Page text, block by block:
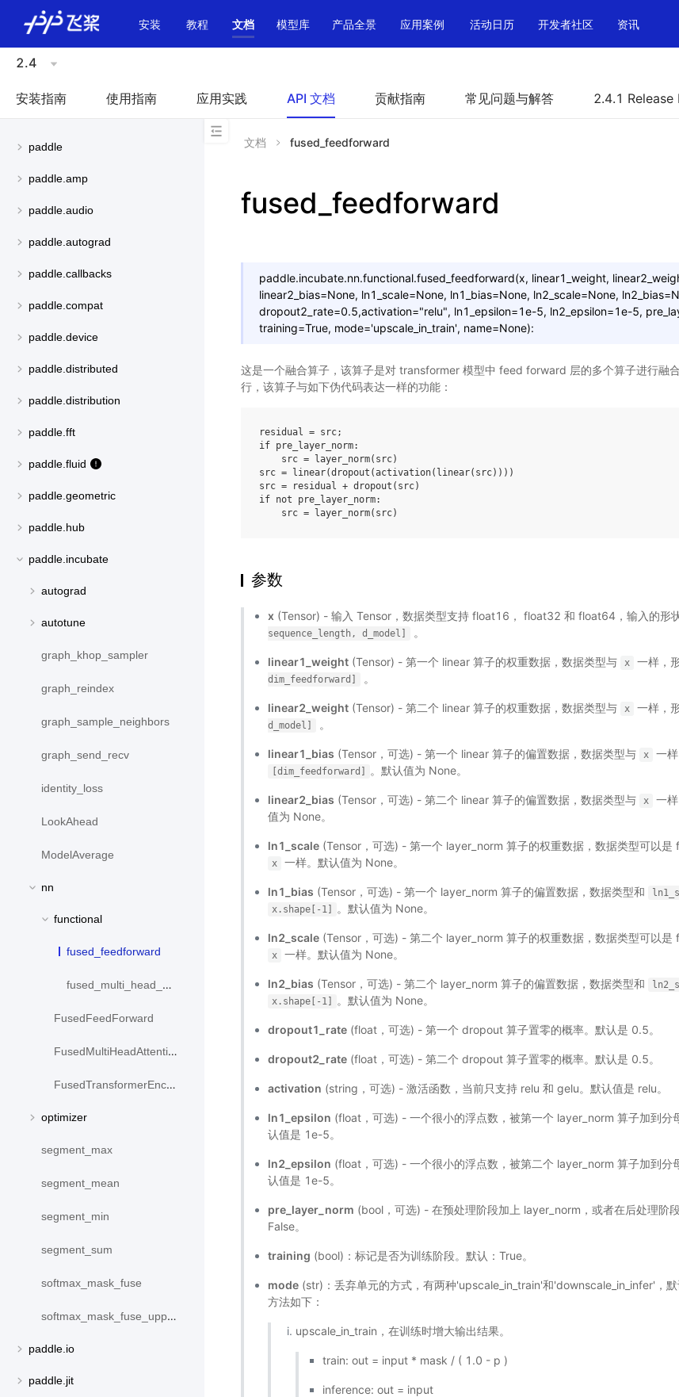
安装 教程 文档 模型库 产品全景 应用案例 活动日历 开发者社区 资讯
2.4
安装指南 使用指南 应用实践 API 文档 贡献指南 常见问题与解答 2.4.1 Release
paddle
paddle.amp
paddle.audio
paddle.autograd
paddle.callbacks
paddle.compat
paddle.device
paddle.distributed
paddle.distribution
paddle.fft
paddle.fluid
paddle.geometric
paddle.hub
paddle.incubate
autograd
autotune
graph_khop_sampler
graph_reindex
graph_sample_neighbors
graph_send_recv
identity_loss
LookAhead
ModelAverage
nn
functional
fused_feedforward
fused_multi_head_attention
FusedFeedForward
FusedMultiHeadAttention
FusedTransformerEncoderLayer
optimizer
segment_max
segment_mean
segment_min
segment_sum
softmax_mask_fuse
softmax_mask_fuse_upper_triangle
paddle.io
paddle.jit
文档 fused_feedforward
fused_feedforward
paddle.incubate.nn.functional.fused_feedforward(x, linear1_weight,
linear2_bias=None, ln1_scale=None, ln1_bias=None, ln2_scale=None,
dropout2_rate=0.5,activation="relu", ln1_epsilon=1e-5, ln2_epsilon=1e-5,
training=True, mode='upscale_in_train', name=None):
这是一个融合算子，该算子是对 transformer 模型中 feed forward 层的多个算子进行融
行，该算子与如下伪代码表达一样的功能：
residual = src;
if pre_layer_norm:
src = layer_norm( src)
src = linear(dropout (activation( linear( src))))
src = residual + dropout ( src)
if not pre_layer_norm:
src = layer_norm( src)
参数
x (Tensor) - 输入 Tensor，数据类型支持 float16， float32 和 float64，输入的形
sequence_length,
d_model] 。
linear1_weight (Tensor) - 第一个 linear 算子的权重数据，数据类型与 x 一样，
dim_feedforward]
。
linear2_weight (Tensor) - 第二个 linear 算子的权重数据，数据类型与 x 一样，
d_model]
。
linear1_bias (Tensor，可选) - 第一个 linear 算子的偏置数据，数据类型与 x 一
[dim_feedforward] 。默认值为 None。
linear2_bias (Tensor，可选) - 第二个 linear 算子的偏置数据，数据类型与 x 一
值为 None。
ln1_scale (Tensor，可选) - 第一个 layer_norm 算子的权重数据，数据类型可以
x 一样。默认值为 None。
ln1_bias (Tensor，可选) - 第一个 layer_norm 算子的偏置数据，数据类型和
x.shape[-1] 。默认值为 None。
ln2_scale (Tensor，可选) - 第二个 layer_norm 算子的权重数据，数据类型可以
x 一样。默认值为 None。
ln2_bias (Tensor，可选) - 第二个 layer_norm 算子的偏置数据，数据类型和
x.shape[-1] 。默认值为 None。
dropout1_rate (float，可选) - 第一个 dropout 算子置零的概率。默认是 0.5。
dropout2_rate (float，可选) - 第二个 dropout 算子置零的概率。默认是 0.5。
activation (string，可选) - 激活函数，当前只支持 relu 和 gelu。默认值是 relu。
ln1_epsilon (float，可选) - 一个很小的浮点数，被第一个 layer_norm 算子加到分
认值是 1e-5。
ln2_epsilon (float，可选) - 一个很小的浮点数，被第二个 layer_norm 算子加到分
认值是 1e-5。
pre_layer_norm (bool，可选) - 在预处理阶段加上 layer_norm，或者在后处理阶
False。
training (bool)：标记是否为训练阶段。默认：True。
mode (str)：丢弃单元的方式，有两种'upscale_in_train'和'downscale_in_infer'，
方法如下：
upscale_in_train，在训练时增大输出结果。
train: out = input * mask / ( 1.0 - p )
inference: out = input